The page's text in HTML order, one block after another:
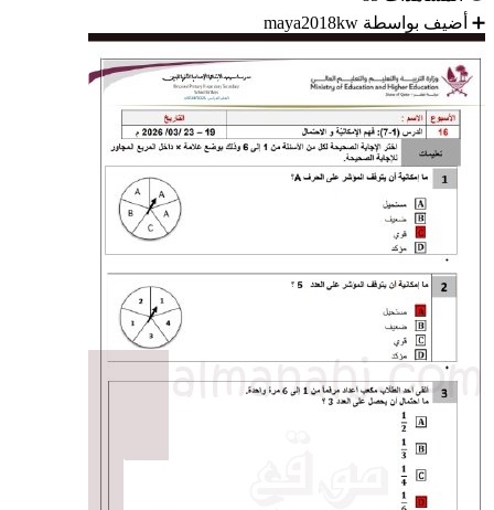
➕
أضيف بواسطة maya2018kw